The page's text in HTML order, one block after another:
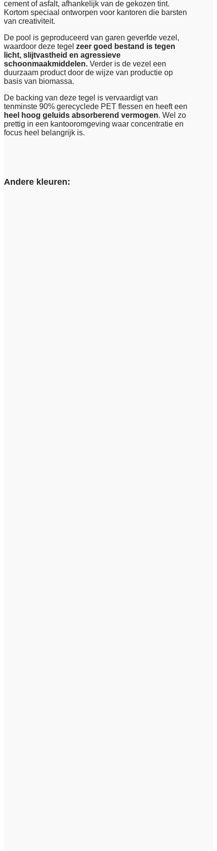
cement of asfalt, afhankelijk van de gekozen tint.
Kortom speciaal ontworpen voor kantoren die barsten
van creativiteit.
De pool is geproduceerd van garen geverfde vezel,
waardoor deze tegel zeer goed bestand is tegen
licht, slijtvastheid en agressieve
schoonmaakmiddelen. Verder is de vezel een
duurzaam product door de wijze van productie op
basis van biomassa.
De backing van deze tegel is vervaardigt van
tenminste 90% gerecyclede PET flessen en heeft een
heel hoog geluids absorberend vermogen. Wel zo
prettig in een kantooromgeving waar concentratie en
focus heel belangrijk is.
Andere kleuren: